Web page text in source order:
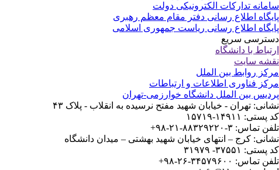
سامانه تدارکات الکترونیکی دولت
پایگاه اطلاع رسانی دفتر مقام معظم رهبری
پایگاه اطلاع رسانی ریاست جمهوری اسلامی
دسترسی سریع
ارتباط با دانشگاه
نقشه سایت
مرکز روابط بین الملل
مرکز فناوری اطلاعات و ارتباطات
پردیس بین الملل دانشگاه خوارزمی-تهران
نشانی: تهران - خیابان شهید مفتح نرسیده به انقلاب - پلاک ۴۳
کد پستی: ۱۴۹۱۱-۱۵۷۱۹
تلفن تماس: ۳-۸۸۳۲۹۲۲۰-۲۱-۹۸+
نشانی: کرج – انتهای خیابان شهید بهشتی – میدان دانشگاه
کد پستی: ۳۷۵۵۱- ۳۱۹۷۹
تلفن تماس: ۳۴۵۷۹۶۰۰-۲۶-۹۸+